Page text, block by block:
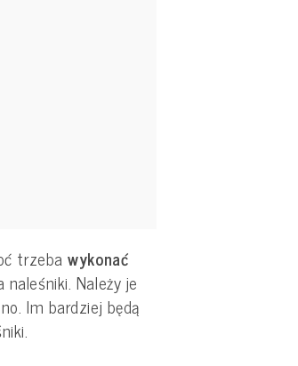
trzebawykonać
Należy je
Im bardziej będą